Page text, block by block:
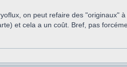
on peut refaire des "originaux"
et cela a un coût. Bref, pas